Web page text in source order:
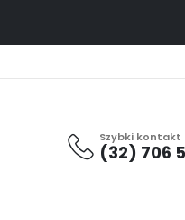
Szybki kontakt
(32) 706